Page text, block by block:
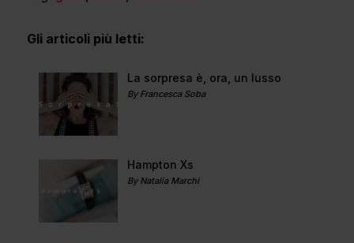
Gli articoli più letti:
La sorpresa è, ora, un lusso
By Francesca Soba
Hampton Xs
By Natalia Marchi